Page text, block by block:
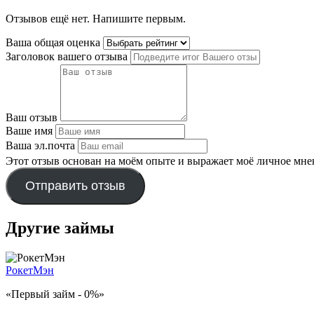
Отзывов ещё нет. Напишите первым.
Ваша общая оценка
Заголовок вашего отзыва
Ваш отзыв
Ваше имя
Ваша эл.почта
Этот отзыв основан на моём опыте и выражает моё личное
Отправить отзыв
Другие займы
РокетМэн
«Первый займ - 0%»